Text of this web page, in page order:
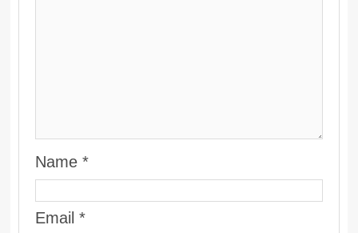
Name*
Email*